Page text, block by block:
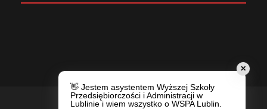
✕
👋 Jestem asystentem Wyższej Szkoły
Przedsiębiorczości i Administracji w
Lublinie i wiem wszystko o WSPA Lublin.